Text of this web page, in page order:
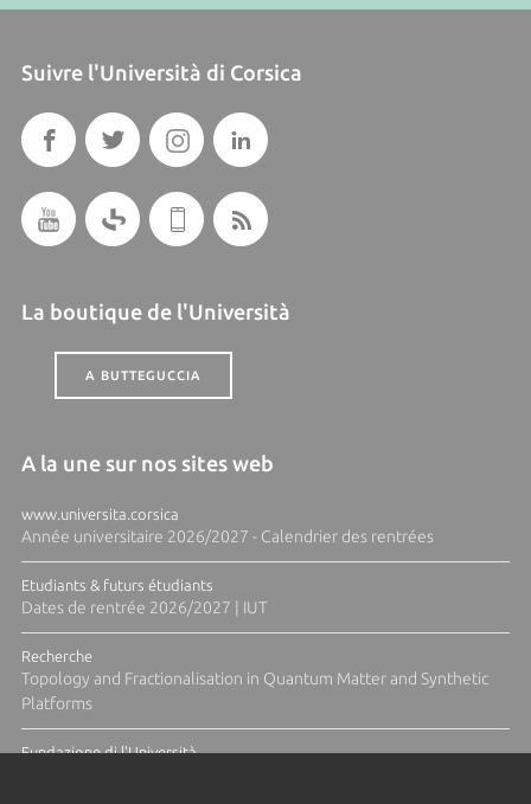
Suivre l'Università di Corsica
La boutique de l'Università
A BUTTEGUCCIA
A la une sur nos sites web
www.universita.corsica
Année universitaire 2026/2027 - Calendrier des rentrées
Etudiants & futurs étudiants
Dates de rentrée 2026/2027 | IUT
Recherche
Topology and Fractionalisation in Quantum Matter and Synthetic
Platforms
Fundazione di l'Università